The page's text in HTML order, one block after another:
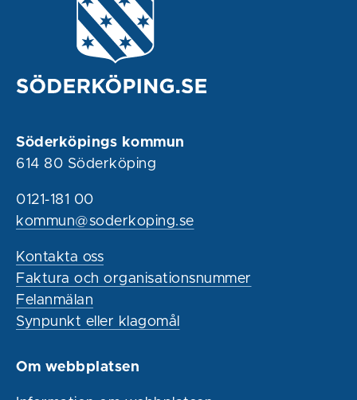
Söderköpings kommun
614 80 Söderköping
0121-181 00
kommun@soderkoping.se
Kontakta oss
Faktura och organisationsnummer
Felanmälan
Synpunkt eller klagomål
Om webbplatsen